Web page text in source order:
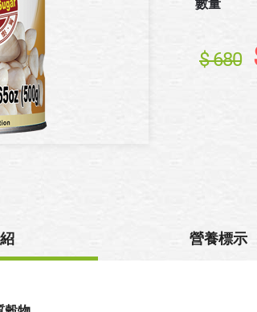
數量
$ 680
營養標示